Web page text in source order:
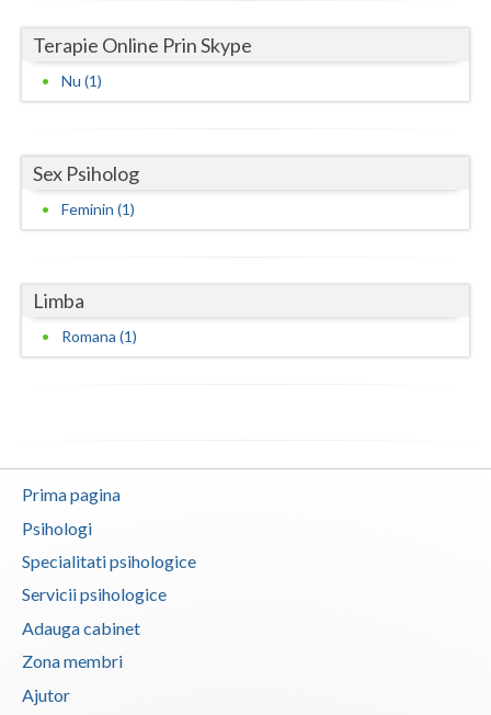
Vaslui
Vrancea
Terapie Online Prin Skype
Nu (1)
Sex Psiholog
Feminin (1)
Limba
Romana (1)
Prima pagina
Psihologi
Specialitati psihologice
Servicii psihologice
Adauga cabinet
Zona membri
Ajutor